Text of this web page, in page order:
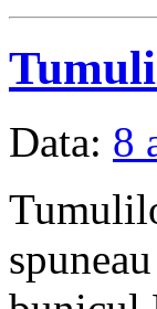
Data: 8